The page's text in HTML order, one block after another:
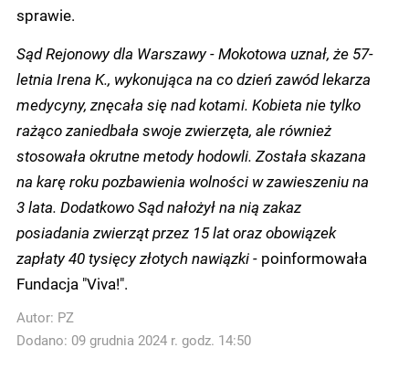
sprawie.
Sąd Rejonowy dla Warszawy - Mokotowa uznał, że 57-
letnia Irena K., wykonująca na co dzień zawód lekarza
medycyny, znęcała się nad kotami. Kobieta nie tylko
rażąco zaniedbała swoje zwierzęta, ale również
stosowała okrutne metody hodowli. Została skazana
na karę roku pozbawienia wolności w zawieszeniu na
3 lata. Dodatkowo Sąd nałożył na nią zakaz
posiadania zwierząt przez 15 lat oraz obowiązek
zapłaty 40 tysięcy złotych nawiązki - poinformowała
Fundacja "Viva!".
Autor: PZ
Dodano: 09 grudnia 2024 r. godz. 14:50